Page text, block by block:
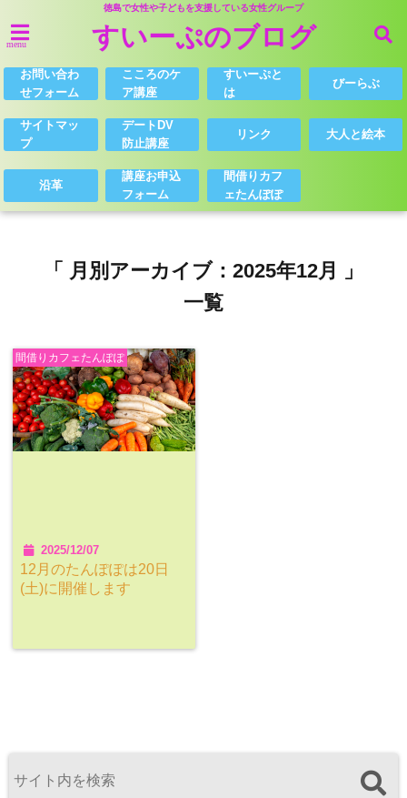
徳島で女性や子どもを支援している女性グループ
menu すいーぷのブログ
お問い合わ
せフォーム
こころのケ
ア講座
すいーぷと
は
びーらぶ
サイトマッ
プ
デートDV
防止講座
リンク 大人と絵本
沿革
講座お申込
フォーム
間借りカフ
ェたんぽぽ
「 月別アーカイブ：2025年12月 」
一覧
間借りカフェたんぽぽ
2025/12/07
12月のたんぽぽは20日
(土)に開催します